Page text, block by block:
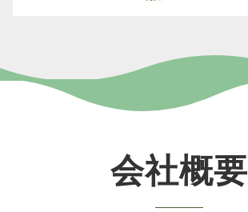
会社概要